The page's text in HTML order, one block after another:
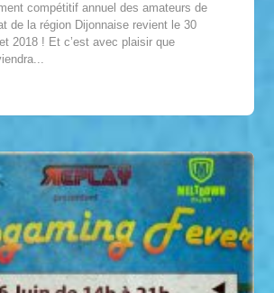
compétitif annuel des amateurs de
de la région Dijonnaise revient le 30
2018 ! Et c’est avec plaisir que